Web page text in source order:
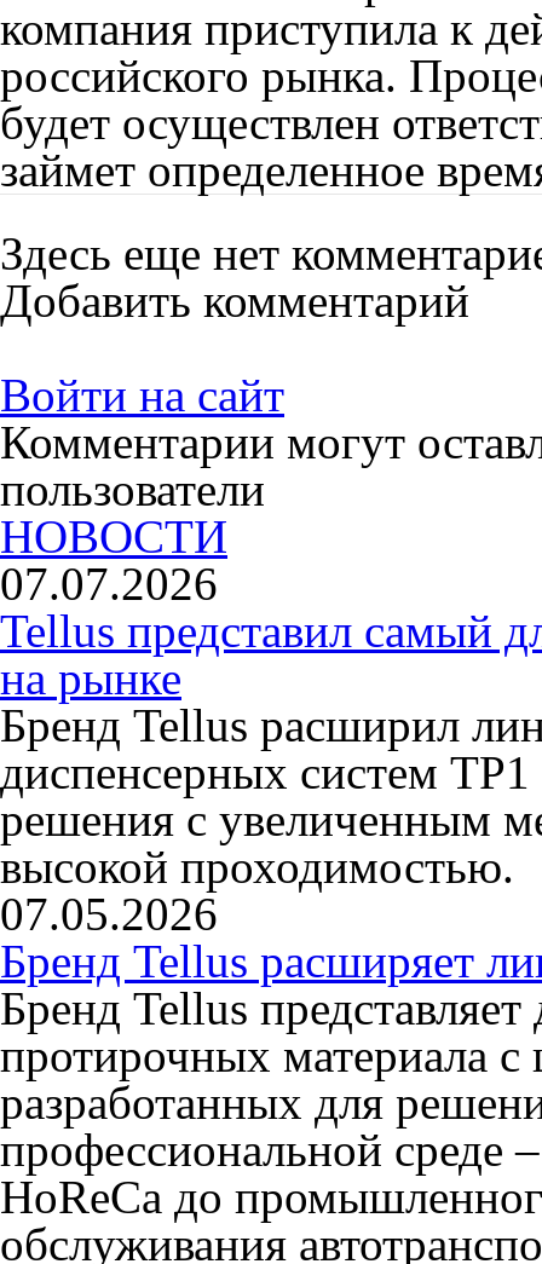
компания приступила к
российского рынка.
будет осуществлен
займет определенное
Здесь еще нет
Добавить комментарий
Войти на сайт
Комментарии могут
пользователи
НОВОСТИ
07.07.2026
Tellus представил самый
на рынке
Бренд Tellus расширил
диспенсерных систем
решения с увеличенным
высокой проходимостью.
07.05.2026
Бренд Tellus расширяет
Бренд Tellus
протирочных материала
разработанных для
профессиональной среде
HoReCa до
обслуживания